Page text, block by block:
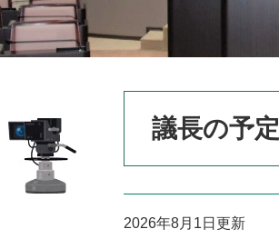
議長の予定
2026年8月1日更新